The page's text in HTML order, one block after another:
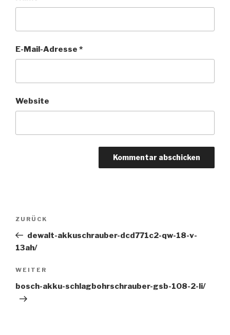
E-Mail-Adresse *
Website
Beitragsnavigation
Vorheriger
Beitrag
ZURÜCK
dewalt-akkuschrauber-dcd771c2-qw-18-v-
13ah/
Nächster
Beitrag
WEITER
bosch-akku-schlagbohrschrauber-gsb-108-2-li/